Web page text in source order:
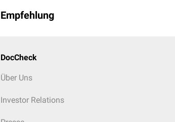
Empfehlung
DocCheck
Über Uns
Investor Relations